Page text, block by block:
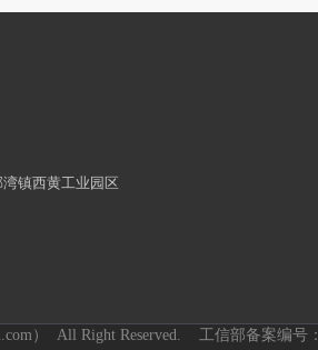
镇西黄工业园区
） All Right Reserved. 工信部备案编号